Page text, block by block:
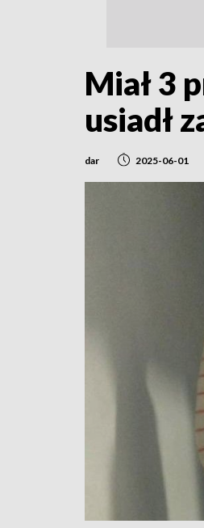
Miał 3
usiadł
dar 2025-06-01